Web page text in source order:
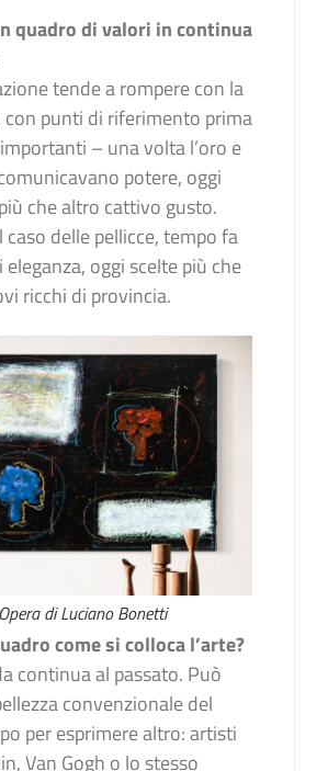
quadro di valori in continua
tende a rompere con la
con punti di riferimento prima
– una volta l’oro e
potere, oggi
che altro cattivo gusto.
caso delle pellicce, tempo fa
oggi scelte più che
ricchi di provincia.
Opera di Luciano Bonetti
come si colloca l’arte?
continua al passato. Può
convenzionale del
per esprimere altro: artisti
Van Gogh o lo stesso